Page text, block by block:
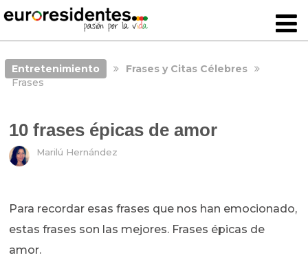
Entretenimiento
Frases y Citas Célebres
Frases
10 frases épicas de amor
Marilú Hernández
Para recordar esas frases que nos han emocionado,
estas frases son las mejores. Frases épicas de
amor.